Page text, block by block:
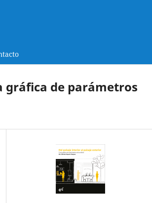
gráfica de parámetros